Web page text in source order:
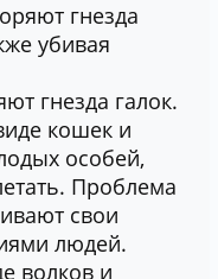
гнезда
убивая
гнезда галок.
кошек и
особей,
Проблема
свои
людей.
волков и